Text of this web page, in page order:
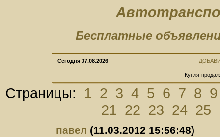
Бесплатные
Сегодня 07.08.2026
Купля-
Страницы: 1 2 3 4 5 6 7 8 9
21 22 23 24 25
павел (11.03.2012 15:56:48)